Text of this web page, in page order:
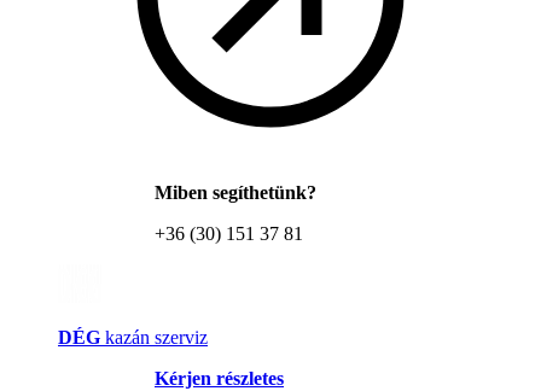
Miben segíthetünk?
+36 (30) 151 37 81
DÉG kazán szerviz
Kérjen részletes